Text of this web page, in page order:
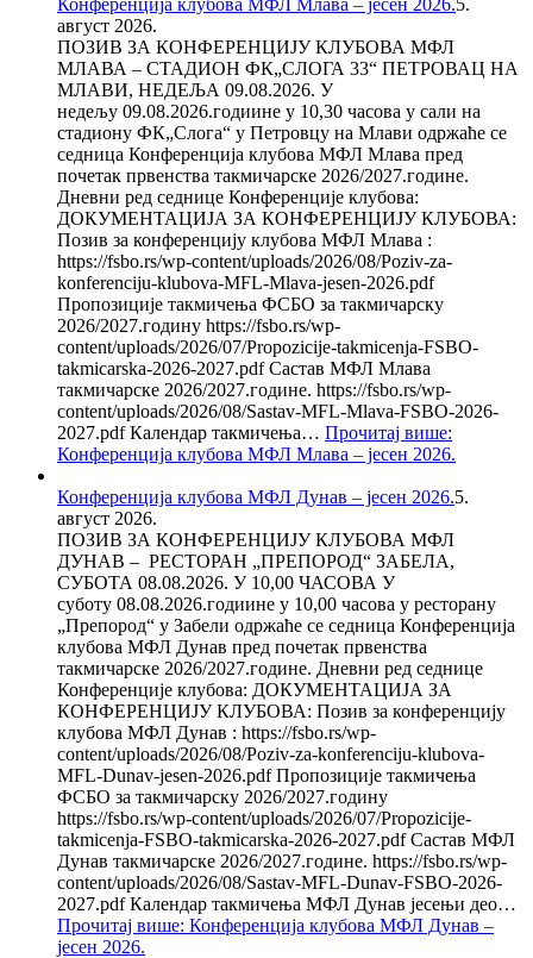
август 2026.
ПОЗИВ ЗА КОНФЕРЕНЦИЈУ КЛУБОВА МФЛ
МЛАВА – СТАДИОН ФК„СЛОГА 33“ ПЕТРОВАЦ НА
МЛАВИ, НЕДЕЉА 09.08.2026. У
недељу 09.08.2026.годиине у 10,30 часова у сали на
стадиону ФК„Слога“ у Петровцу на Млави одржаће се
седница Конференција клубова МФЛ Млава пред
почетак првенства такмичарске 2026/2027.године.
Дневни ред седнице Конференције клубова:
ДОКУМЕНТАЦИЈА ЗА КОНФЕРЕНЦИЈУ КЛУБОВА:
Позив за конференцију клубова МФЛ Млава :
https://fsbo.rs/wp-content/uploads/2026/08/Poziv-za-
konferenciju-klubova-MFL-Mlava-jesen-2026.pdf
Пропозиције такмичења ФСБО за такмичарску
2026/2027.годину https://fsbo.rs/wp-
content/uploads/2026/07/Propozicije-takmicenja-FSBO-
takmicarska-2026-2027.pdf Састав МФЛ Млава
такмичарске 2026/2027.године. https://fsbo.rs/wp-
content/uploads/2026/08/Sastav-MFL-Mlava-FSBO-2026-
2027.pdf Календар такмичења… Прочитај више:
Конференција клубова МФЛ Млава – јесен 2026.
Конференција клубова МФЛ Дунав – јесен 2026.5.
август 2026.
ПОЗИВ ЗА КОНФЕРЕНЦИЈУ КЛУБОВА МФЛ
ДУНАВ – РЕСТОРАН „ПРЕПОРОД“ ЗАБЕЛА,
СУБОТА 08.08.2026. У 10,00 ЧАСОВА У
суботу 08.08.2026.годиине у 10,00 часова у ресторану
„Препород“ у Забели одржаће се седница Конференција
клубова МФЛ Дунав пред почетак првенства
такмичарске 2026/2027.године. Дневни ред седнице
Конференције клубова: ДОКУМЕНТАЦИЈА ЗА
КОНФЕРЕНЦИЈУ КЛУБОВА: Позив за конференцију
клубова МФЛ Дунав : https://fsbo.rs/wp-
content/uploads/2026/08/Poziv-za-konferenciju-klubova-
MFL-Dunav-jesen-2026.pdf Пропозиције такмичења
ФСБО за такмичарску 2026/2027.годину
https://fsbo.rs/wp-content/uploads/2026/07/Propozicije-
takmicenja-FSBO-takmicarska-2026-2027.pdf Састав МФЛ
Дунав такмичарске 2026/2027.године. https://fsbo.rs/wp-
content/uploads/2026/08/Sastav-MFL-Dunav-FSBO-2026-
2027.pdf Календар такмичења МФЛ Дунав јесењи део…
Прочитај више: Конференција клубова МФЛ Дунав –
јесен 2026.